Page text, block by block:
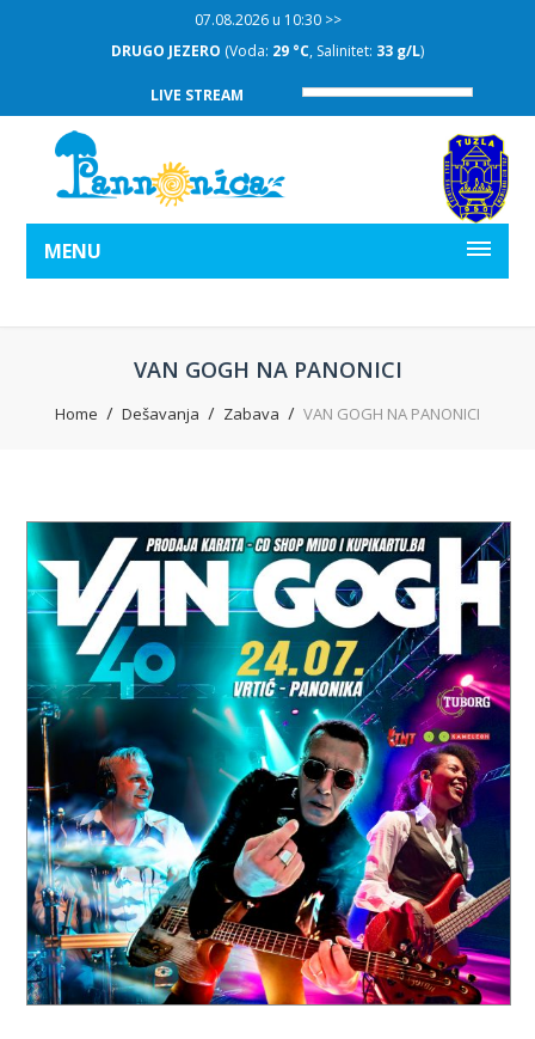
07.08.2026 u 10:30 >>
DRUGO JEZERO (Voda: 29 °C, Salinitet: 33 g/L)
LIVE STREAM
MENU
VAN GOGH NA PANONICI
Home Dešavanja Zabava VAN GOGH NA PANONICI